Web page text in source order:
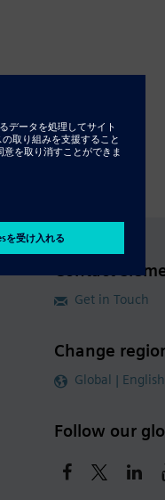
Contact
Get in Touch
Change
Global | English
Follow our